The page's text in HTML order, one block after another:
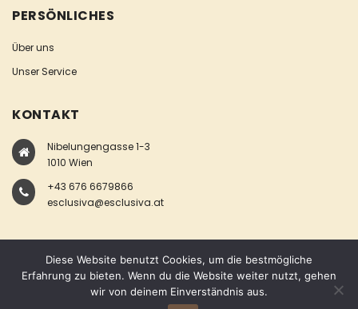
PERSÖNLICHES
Über uns
Unser Service
KONTAKT
Nibelungengasse 1-3
1010 Wien
+43 676 6679866
esclusiva@esclusiva.at
COPYRIGHT © ESCLUSIVA
Diese Website benutzt Cookies, um die bestmögliche
Erfahrung zu bieten. Wenn du die Website weiter nutzt, gehen
wir von deinem Einverständnis aus.